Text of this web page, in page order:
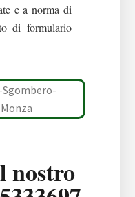
e a norma di
di formulario
nostro